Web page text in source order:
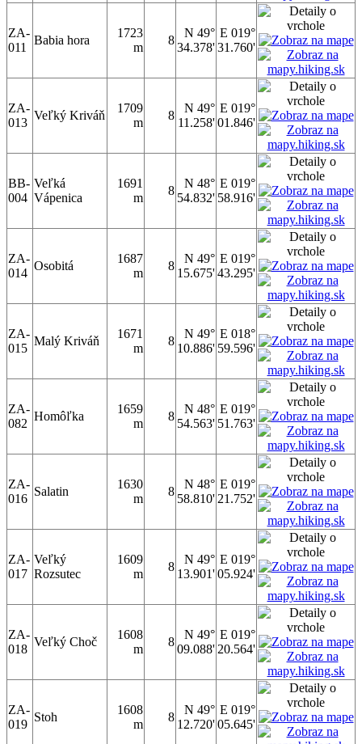
ZA-
011
Babia hora
1723
m
8
N 49°
34.378'
E 019°
31.760'
ZA-
013
Veľký Kriváň
1709
m
8
N 49°
11.258'
E 019°
01.846'
BB-
004
Veľká
Vápenica
1691
m
8
N 48°
54.832'
E 019°
58.916'
ZA-
014
Osobitá
1687
m
8
N 49°
15.675'
E 019°
43.295'
ZA-
015
Malý Kriváň
1671
m
8
N 49°
10.886'
E 018°
59.596'
ZA-
082
Homôľka
1659
m
8
N 48°
54.563'
E 019°
51.763'
ZA-
016
Salatin
1630
m
8
N 48°
58.810'
E 019°
21.752'
ZA-
017
Veľký
Rozsutec
1609
m
8
N 49°
13.901'
E 019°
05.924'
ZA-
018
Veľký Choč
1608
m
8
N 49°
09.088'
E 019°
20.564'
ZA-
019
Stoh
1608
m
8
N 49°
12.720'
E 019°
05.645'